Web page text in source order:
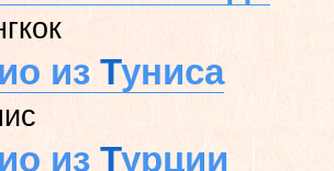
из Туниса
из Турции